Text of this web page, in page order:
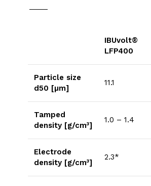
IBUvolt®
LFP400
Particle size
d50 [µm]
11.1
Tamped
density [g/cm³]
1.0 – 1.4
Electrode
density [g/cm³]
2.3*